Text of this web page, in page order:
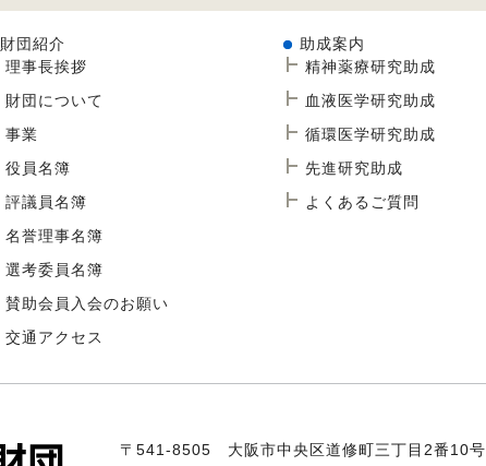
財団紹介
理事長挨拶
財団について
事業
役員名簿
評議員名簿
名誉理事名簿
選考委員名簿
賛助会員入会のお願い
交通アクセス
助成案内
精神薬療研究助成
血液医学研究助成
循環医学研究助成
先進研究助成
よくあるご質問
〒541-8505 大阪市中央区道修町三丁目2番10号